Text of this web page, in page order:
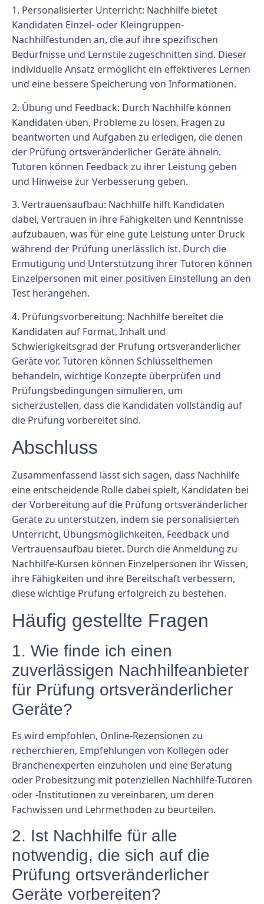
1. Personalisierter Unterricht: Nachhilfe bietet
Kandidaten Einzel- oder Kleingruppen-
Nachhilfestunden an, die auf ihre spezifischen
Bedürfnisse und Lernstile zugeschnitten sind. Dieser
individuelle Ansatz ermöglicht ein effektiveres Lernen
und eine bessere Speicherung von Informationen.
2. Übung und Feedback: Durch Nachhilfe können
Kandidaten üben, Probleme zu lösen, Fragen zu
beantworten und Aufgaben zu erledigen, die denen
der Prüfung ortsveränderlicher Geräte ähneln.
Tutoren können Feedback zu ihrer Leistung geben
und Hinweise zur Verbesserung geben.
3. Vertrauensaufbau: Nachhilfe hilft Kandidaten
dabei, Vertrauen in ihre Fähigkeiten und Kenntnisse
aufzubauen, was für eine gute Leistung unter Druck
während der Prüfung unerlässlich ist. Durch die
Ermutigung und Unterstützung ihrer Tutoren können
Einzelpersonen mit einer positiven Einstellung an den
Test herangehen.
4. Prüfungsvorbereitung: Nachhilfe bereitet die
Kandidaten auf Format, Inhalt und
Schwierigkeitsgrad der Prüfung ortsveränderlicher
Geräte vor. Tutoren können Schlüsselthemen
behandeln, wichtige Konzepte überprüfen und
Prüfungsbedingungen simulieren, um
sicherzustellen, dass die Kandidaten vollständig auf
die Prüfung vorbereitet sind.
Abschluss
Zusammenfassend lässt sich sagen, dass Nachhilfe
eine entscheidende Rolle dabei spielt, Kandidaten bei
der Vorbereitung auf die Prüfung ortsveränderlicher
Geräte zu unterstützen, indem sie personalisierten
Unterricht, Übungsmöglichkeiten, Feedback und
Vertrauensaufbau bietet. Durch die Anmeldung zu
Nachhilfe-Kursen können Einzelpersonen ihr Wissen,
ihre Fähigkeiten und ihre Bereitschaft verbessern,
diese wichtige Prüfung erfolgreich zu bestehen.
Häufig gestellte Fragen
1. Wie finde ich einen
zuverlässigen Nachhilfeanbieter
für Prüfung ortsveränderlicher
Geräte?
Es wird empfohlen, Online-Rezensionen zu
recherchieren, Empfehlungen von Kollegen oder
Branchenexperten einzuholen und eine Beratung
oder Probesitzung mit potenziellen Nachhilfe-Tutoren
oder -Institutionen zu vereinbaren, um deren
Fachwissen und Lehrmethoden zu beurteilen.
2. Ist Nachhilfe für alle
notwendig, die sich auf die
Prüfung ortsveränderlicher
Geräte vorbereiten?